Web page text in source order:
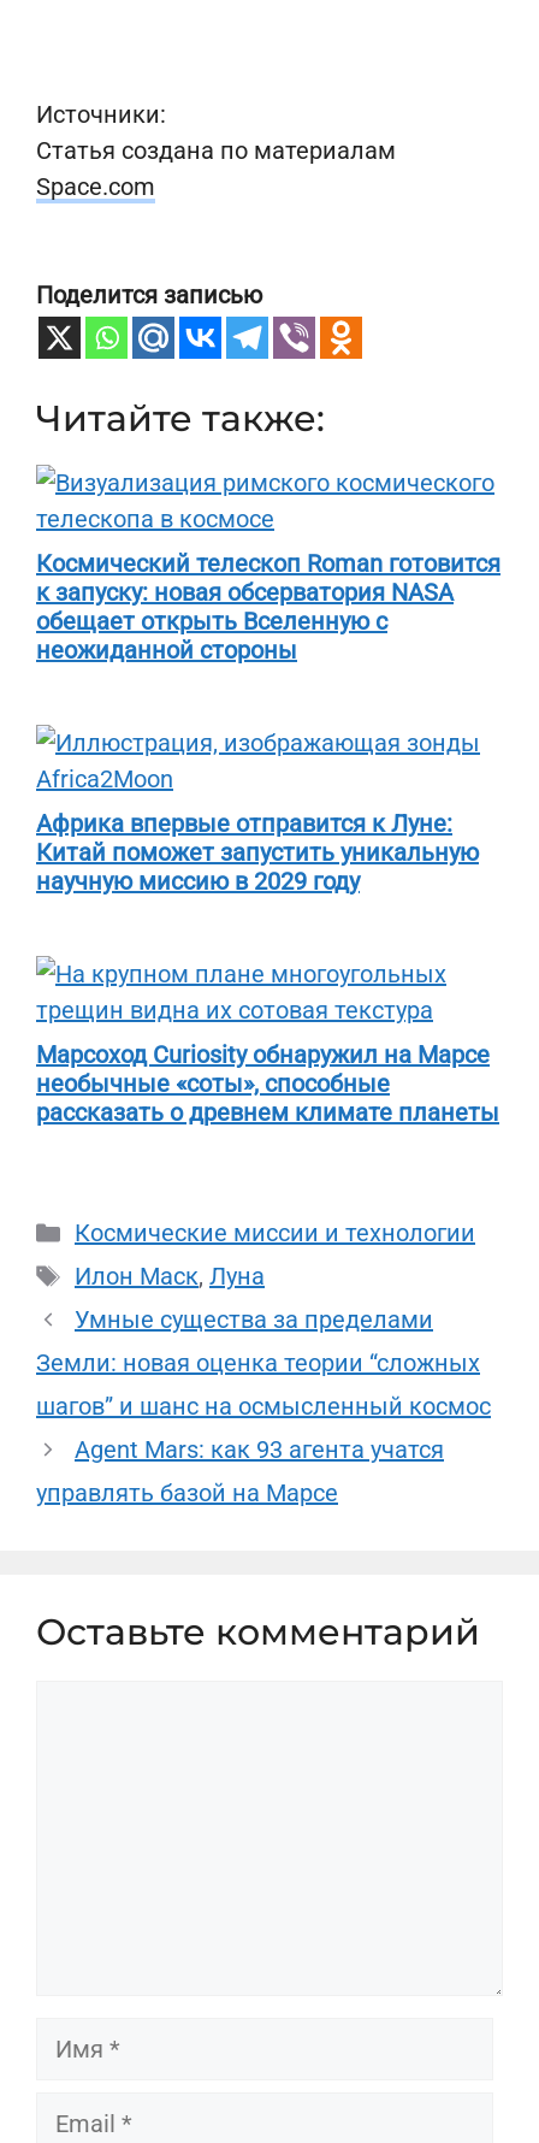
Источники:
Статья создана по материалам
Space.com
Поделится записью
Читайте также:
Космический телескоп Roman готовится
к запуску: новая обсерватория NASA
обещает открыть Вселенную с
неожиданной стороны
Африка впервые отправится к Луне:
Китай поможет запустить уникальную
научную миссию в 2029 году
Марсоход Curiosity обнаружил на Марсе
необычные «соты», способные
рассказать о древнем климате планеты
Рубрики
Космические миссии и технологии
Метки
Илон Маск, Луна
Умные существа за пределами
Земли: новая оценка теории “сложных
шагов” и шанс на осмысленный космос
Agent Mars: как 93 агента учатся
управлять базой на Марсе
Оставьте комментарий
Имя
Email